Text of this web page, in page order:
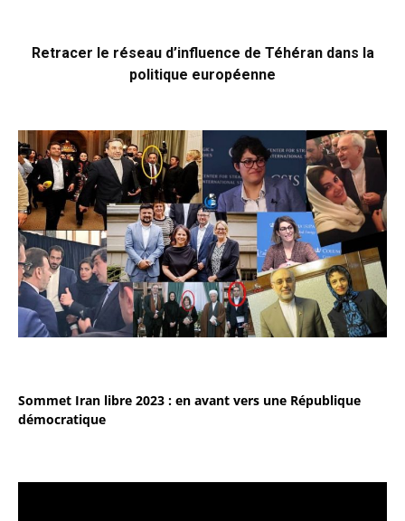
Retracer le réseau d’influence de Téhéran dans la
politique européenne
Sommet Iran libre 2023 : en avant vers une République
démocratique